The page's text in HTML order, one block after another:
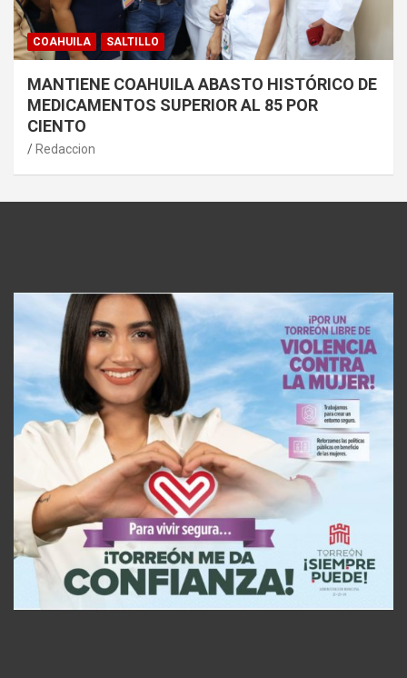
COAHUILA SALTILLO
MANTIENE COAHUILA ABASTO HISTÓRICO DE
MEDICAMENTOS SUPERIOR AL 85 POR
CIENTO
Redaccion